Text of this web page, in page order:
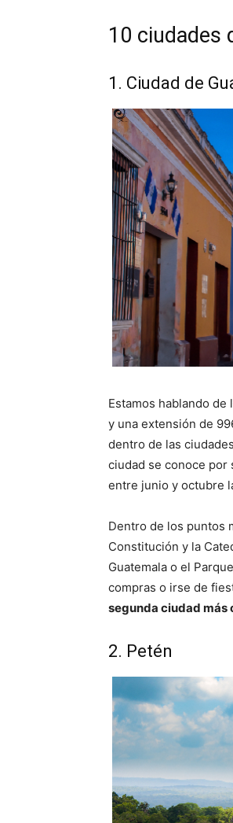
10 ciudades
1. Ciudad de
Estamos hablando
y una extensión de
dentro de las
ciudad se conoce por
entre junio y octubre
Dentro de los puntos
Constitución y la
Guatemala o el
compras o irse de
segunda ciudad más
2. Petén